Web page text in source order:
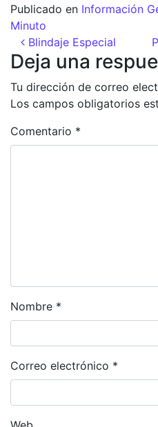
Publicado en Información
Minuto
Navegación
Blindaje Especial
Deja una
Tu dirección de correo
Los campos obligatorios
Comentario *
Nombre *
Correo electrónico *